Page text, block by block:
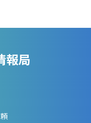
報局